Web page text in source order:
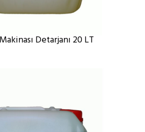
Detarjanı 20 LT